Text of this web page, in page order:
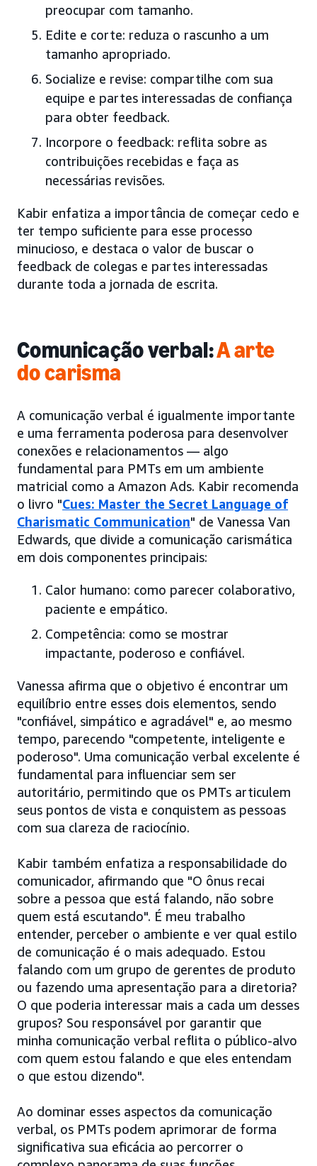
preocupar com tamanho.
Edite e corte: reduza o rascunho a um
tamanho apropriado.
Socialize e revise: compartilhe com sua
equipe e partes interessadas de confiança
para obter feedback.
Incorpore o feedback: reflita sobre as
contribuições recebidas e faça as
necessárias revisões.
Kabir enfatiza a importância de começar cedo e
ter tempo suficiente para esse processo
minucioso, e destaca o valor de buscar o
feedback de colegas e partes interessadas
durante toda a jornada de escrita.
Comunicação verbal:A arte
do carisma
A comunicação verbal é igualmente importante
e uma ferramenta poderosa para desenvolver
conexões e relacionamentos — algo
fundamental para PMTs em um ambiente
matricial como a Amazon Ads. Kabir recomenda
o livro "Cues: Master the Secret Language of
Charismatic Communication" de Vanessa Van
Edwards, que divide a comunicação carismática
em dois componentes principais:
Calor humano: como parecer colaborativo,
paciente e empático.
Competência: como se mostrar
impactante, poderoso e confiável.
Vanessa afirma que o objetivo é encontrar um
equilíbrio entre esses dois elementos, sendo
"confiável, simpático e agradável" e, ao mesmo
tempo, parecendo "competente, inteligente e
poderoso". Uma comunicação verbal excelente é
fundamental para influenciar sem ser
autoritário, permitindo que os PMTs articulem
seus pontos de vista e conquistem as pessoas
com sua clareza de raciocínio.
Kabir também enfatiza a responsabilidade do
comunicador, afirmando que "O ônus recai
sobre a pessoa que está falando, não sobre
quem está escutando". É meu trabalho
entender, perceber o ambiente e ver qual estilo
de comunicação é o mais adequado. Estou
falando com um grupo de gerentes de produto
ou fazendo uma apresentação para a diretoria?
O que poderia interessar mais a cada um desses
grupos? Sou responsável por garantir que
minha comunicação verbal reflita o público-alvo
com quem estou falando e que eles entendam
o que estou dizendo".
Ao dominar esses aspectos da comunicação
verbal, os PMTs podem aprimorar de forma
significativa sua eficácia ao percorrer o